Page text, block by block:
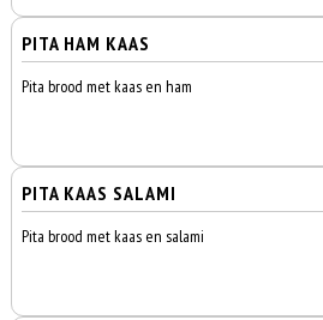
PITA HAM KAAS
Pita brood met kaas en ham
PITA KAAS SALAMI
Pita brood met kaas en salami